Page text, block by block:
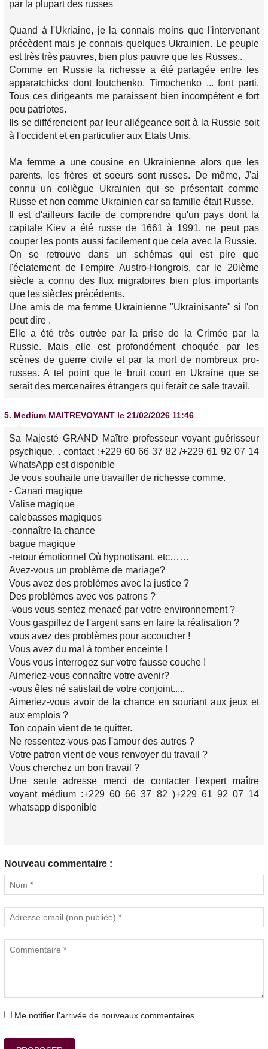
par la plupart des russes
Quand à l'Ukriaine, je la connais moins que l'intervenant
précèdent mais je connais quelques Ukrainien. Le peuple
est très très pauvres, bien plus pauvre que les Russes..
Comme en Russie la richesse a été partagée entre les
apparatchicks dont Ioutchenko, Timochenko ... font parti.
Tous ces dirigeants me paraissent bien incompétent e fort
peu patriotes.
Ils se différencient par leur allégeance soit à la Russie soit
à l'occident et en particulier aux Etats Unis.
Ma femme a une cousine en Ukrainienne alors que les
parents, les frères et soeurs sont russes. De même, J'ai
connu un collègue Ukrainien qui se présentait comme
Russe et non comme Ukrainien car sa famille était Russe.
Il est d'ailleurs facile de comprendre qu'un pays dont la
capitale Kiev a été russe de 1661 à 1991, ne peut pas
couper les ponts aussi facilement que cela avec la Russie.
On se retrouve dans un schémas qui est pire que
l'éclatement de l'empire Austro-Hongrois, car le 20ième
siècle a connu des flux migratoires bien plus importants
que les siècles précédents.
Une amis de ma femme Ukrainienne "Ukrainisante" si l'on
peut dire .
Elle a été très outrée par la prise de la Crimée par la
Russie. Mais elle est profondément choquée par les
scènes de guerre civile et par la mort de nombreux pro-
russes. A tel point que le bruit court en Ukraine que se
serait des mercenaires étrangers qui ferait ce sale travail.
5. Medium MAITREVOYANT le 21/02/2026 11:46
Sa Majesté GRAND Maître professeur voyant guérisseur
psychique. . contact :+229 60 66 37 82 /+229 61 92 07 14
WhatsApp est disponible
Je vous souhaite une travailler de richesse comme.
- Canari magique
Valise magique
calebasses magiques
-connaître la chance
bague magique
-retour émotionnel Où hypnotisant. etc……
Avez-vous un problème de mariage?
Vous avez des problèmes avec la justice ?
Des problèmes avec vos patrons ?
-vous vous sentez menacé par votre environnement ?
Vous gaspillez de l'argent sans en faire la réalisation ?
vous avez des problèmes pour accoucher !
Vous avez du mal à tomber enceinte !
Vous vous interrogez sur votre fausse couche !
Aimeriez-vous connaître votre avenir?
-vous êtes né satisfait de votre conjoint.....
Aimeriez-vous avoir de la chance en souriant aux jeux et
aux emplois ?
Ton copain vient de te quitter.
Ne ressentez-vous pas l'amour des autres ?
Votre patron vient de vous renvoyer du travail ?
Vous cherchez un bon travail ?
Une seule adresse merci de contacter l'expert maître
voyant médium :+229 60 66 37 82 )+229 61 92 07 14
whatsapp disponible
Nouveau commentaire :
Me notifier l'arrivée de nouveaux commentaires